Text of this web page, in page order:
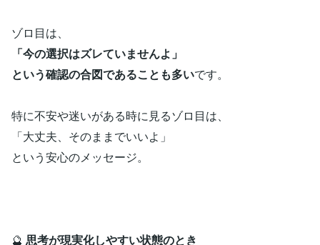
ゾロ目は、
「今の選択はズレていませんよ」
という確認の合図であることも多いです。
特に不安や迷いがある時に見るゾロ目は、
「大丈夫、そのままでいいよ」
という安心のメッセージ。
🔮 思考が現実化しやすい状態のとき